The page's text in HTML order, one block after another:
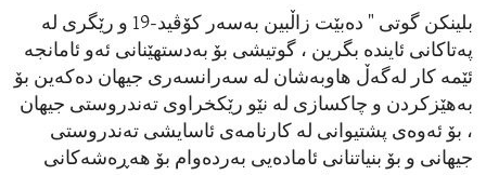
بلینکن گوتی " دەبێت زاڵبین بەسەر کۆڤید-19 و رێگری لە
پەتاکانی ئایندە بگرین ، گوتیشی بۆ بەدستهێنانی ئەو ئامانجە
ئێمە کار لەگەڵ هاوبەشان لە سەرانسەری جیهان دەکەین بۆ
بەهێزکردن و چاکسازی لە نێو رێکخراوی تەندروستی جیهان
، بۆ ئەوەی پشتیوانی لە کارنامەی ئاسایشی تەندروستی
جیهانی و بۆ بنیاتنانی ئامادەیی بەردەوام بۆ هەڕەشەکانی